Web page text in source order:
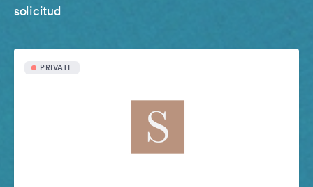
solicitud
PRIVATE